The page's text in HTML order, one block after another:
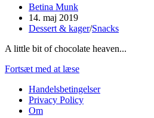
Post
author:
Betina Munk
Post
published:
14. maj 2019
Post
Dessert & kager/Snacks
A little bit of chocolate heaven...
Fortsæt med at læseRAW
Handelsbetingelser
Privacy Policy
Om